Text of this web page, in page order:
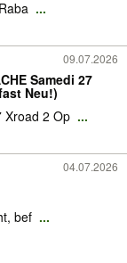
...
09.07.2026
Samedi 27
Neu!)
Xroad 2 Op ...
04.07.2026
bef ...